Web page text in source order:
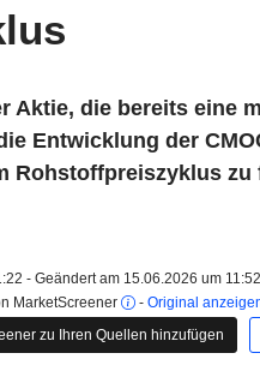
Aktie, die bereits eine
Entwicklung der
Rohstoffpreiszyklus zu
- Geändert am 15.06.2026 um 11:52
MarketScreener
- Original
zu Ihren Quellen hinzufügen